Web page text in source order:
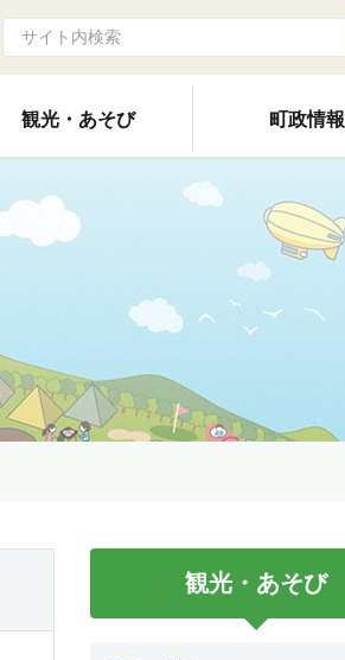
観光・あそび 町政情報
観光・あそび